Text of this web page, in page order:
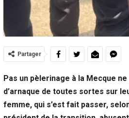
Partager
Pas un pèlerinage à la Mecque
d’arnaque de toutes sortes sur
femme, qui s’est fait passer,